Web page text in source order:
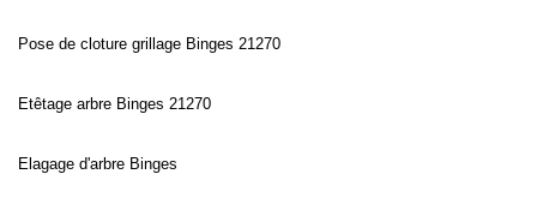
Pose de cloture grillage Binges 21270
Etêtage arbre Binges 21270
Elagage d'arbre Binges